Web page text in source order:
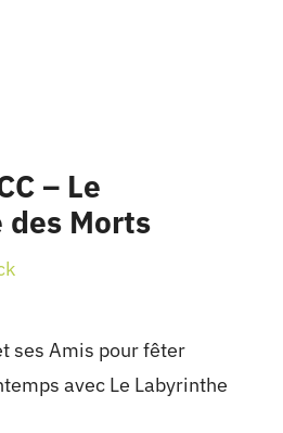
– Le
Morts
ses Amis pour fêter
avec Le Labyrinthe